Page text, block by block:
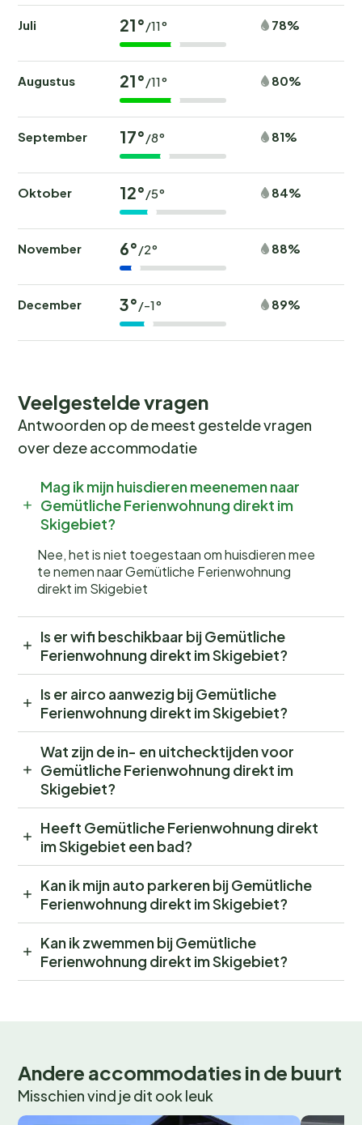
Juli 21° /11° 78%
Augustus 21° /11° 80%
September 17° /8° 81%
Oktober 12° /5° 84%
November 6° /2° 88%
December 3° /-1° 89%
Veelgestelde vragen
Antwoorden op de meest gestelde vragen
over deze accommodatie
Mag ik mijn huisdieren meenemen naar
Gemütliche Ferienwohnung direkt im
Skigebiet?
Nee, het is niet toegestaan om huisdieren mee
te nemen naar Gemütliche Ferienwohnung
direkt im Skigebiet
Is er wifi beschikbaar bij Gemütliche
Ferienwohnung direkt im Skigebiet?
Is er airco aanwezig bij Gemütliche
Ferienwohnung direkt im Skigebiet?
Wat zijn de in- en uitchecktijden voor
Gemütliche Ferienwohnung direkt im
Skigebiet?
Heeft Gemütliche Ferienwohnung direkt
im Skigebiet een bad?
Kan ik mijn auto parkeren bij Gemütliche
Ferienwohnung direkt im Skigebiet?
Kan ik zwemmen bij Gemütliche
Ferienwohnung direkt im Skigebiet?
Andere accommodaties in de buurt
Misschien vind je dit ook leuk